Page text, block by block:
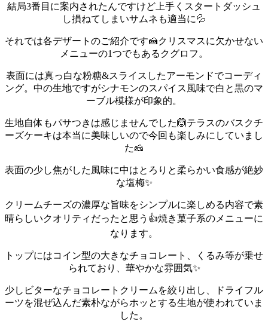
結局3番目に案内されたんですけど上手くスタートダッシュ
し損ねてしまいサムネも適当に💦
それでは各デザートのご紹介です🍰クリスマスに欠かせない
メニューの1つでもあるクグロフ。
表面には真っ白な粉糖&スライスしたアーモンドでコーディ
ング。中の生地ですがシナモンのスパイス風味で白と黒のマ
ーブル模様が印象的。
生地自体もパサつきは感じませんでした🙆テラスのバスクチ
ーズケーキは本当に美味しいので今回も楽しみにしていまし
た🧀
表面の少し焦がした風味に中はとろりと柔らかい食感が絶妙
な塩梅✨
クリームチーズの濃厚な旨味をシンプルに楽しめる内容で素
晴らしいクオリティだったと思う👍焼き菓子系のメニューに
なります。
トップにはコイン型の大きなチョコレート、くるみ等が乗せ
られており、華やかな雰囲気✨
少しビターなチョコレートクリームを絞り出し、ドライフル
ーツを混ぜ込んだ素朴ながらホッとする生地が使われていま
した。